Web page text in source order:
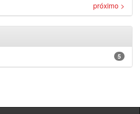
próximo >
5